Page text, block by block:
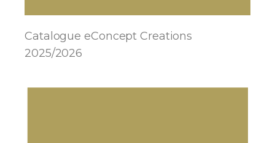
Catalogue eConcept Creations
2025/2026